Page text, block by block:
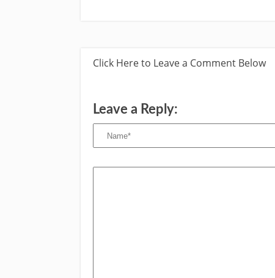
Click Here to Leave a Comment Below
Leave a Reply: